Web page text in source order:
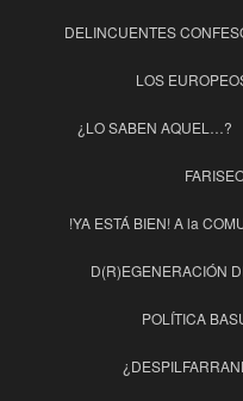
DELINCUENTES
LOS
¿LO SABEN AQUEL…?
!YA ESTÁ BIEN! A la
D(R)EGENERACIÓN
POLÍTICA